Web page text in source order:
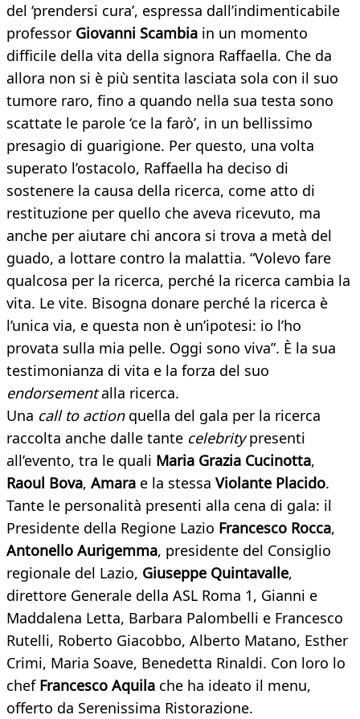
del ‘prendersi cura’, espressa dall’indimenticabile
professor Giovanni Scambia in un momento
difficile della vita della signora Raffaella. Che da
allora non si è più sentita lasciata sola con il suo
tumore raro, fino a quando nella sua testa sono
scattate le parole ‘ce la farò’, in un bellissimo
presagio di guarigione. Per questo, una volta
superato l’ostacolo, Raffaella ha deciso di
sostenere la causa della ricerca, come atto di
restituzione per quello che aveva ricevuto, ma
anche per aiutare chi ancora si trova a metà del
guado, a lottare contro la malattia. “Volevo fare
qualcosa per la ricerca, perché la ricerca cambia la
vita. Le vite. Bisogna donare perché la ricerca è
l’unica via, e questa non è un’ipotesi: io l’ho
provata sulla mia pelle. Oggi sono viva”. È la sua
testimonianza di vita e la forza del suo
endorsementalla ricerca.
Una call to actionquella del gala per la ricerca
raccolta anche dalle tante celebritypresenti
all’evento, tra le quali Maria Grazia Cucinotta,
Raoul Bova, Amara e la stessa Violante Placido.
Tante le personalità presenti alla cena di gala: il
Presidente della Regione Lazio Francesco Rocca,
Antonello Aurigemma, presidente del Consiglio
regionale del Lazio, Giuseppe Quintavalle,
direttore Generale della ASL Roma 1, Gianni e
Maddalena Letta, Barbara Palombelli e Francesco
Rutelli, Roberto Giacobbo, Alberto Matano, Esther
Crimi, Maria Soave, Benedetta Rinaldi. Con loro lo
chef Francesco Aquila che ha ideato il menu,
offerto da Serenissima Ristorazione.